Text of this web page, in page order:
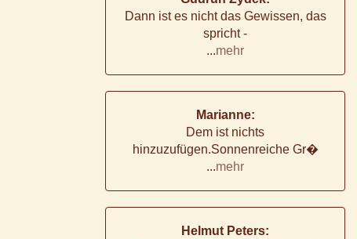
Dann ist es nicht das Gewissen, das
spricht -
...mehr
Marianne:
Dem ist nichts
hinzuzufügen.Sonnenreiche Gr�
...mehr
Helmut Peters: